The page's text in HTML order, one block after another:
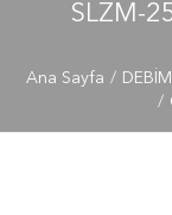
SLZM-
Ana Sayfa